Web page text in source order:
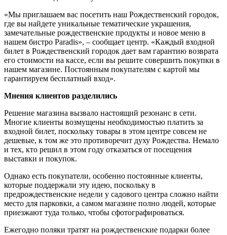
«Мы приглашаем вас посетить наш Рождественский городок,
где вы найдете уникальные тематические украшения,
замечательные рождественские продукты и новое меню в
нашем бистро Paradis», – сообщает центр. «Каждый входной
билет в Рождественский городок дает вам гарантию возврата
его стоимости на кассе, если вы решите совершить покупки в
нашем магазине. Постоянным покупателям с картой мы
гарантируем бесплатный вход».
Мнения клиентов разделились
Решение магазина вызвало настоящий резонанс в сети.
Многие клиенты возмущены необходимостью платить за
входной билет, поскольку товары в этом центре совсем не
дешевые, к том же это противоречит духу Рождества. Немало
и тех, кто решил в этом году отказаться от посещения
выставки и покупок.
Однако есть покупатели, особенно постоянные клиенты,
которые поддержали эту идею, поскольку в
предрождественские недели у садового центра сложно найти
место для парковки, а самом магазине полно людей, которые
приезжают туда только, чтобы сфотографироваться.
Ежегодно поляки тратят на рождественские подарки более